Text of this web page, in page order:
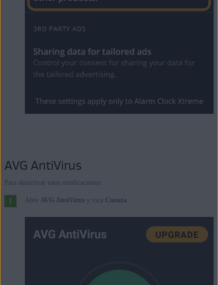
AVG AntiVirus
Para desactivar estas notificaciones:
Abre AVG AntiVirusy toca Cuenta